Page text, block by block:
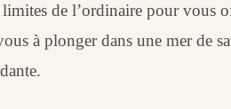
de l’ordinaire pour vous
à plonger dans une mer de